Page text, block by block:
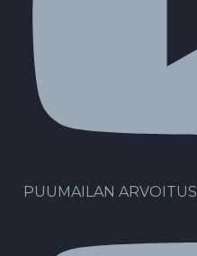
PUUMAILAN ARVOITUS